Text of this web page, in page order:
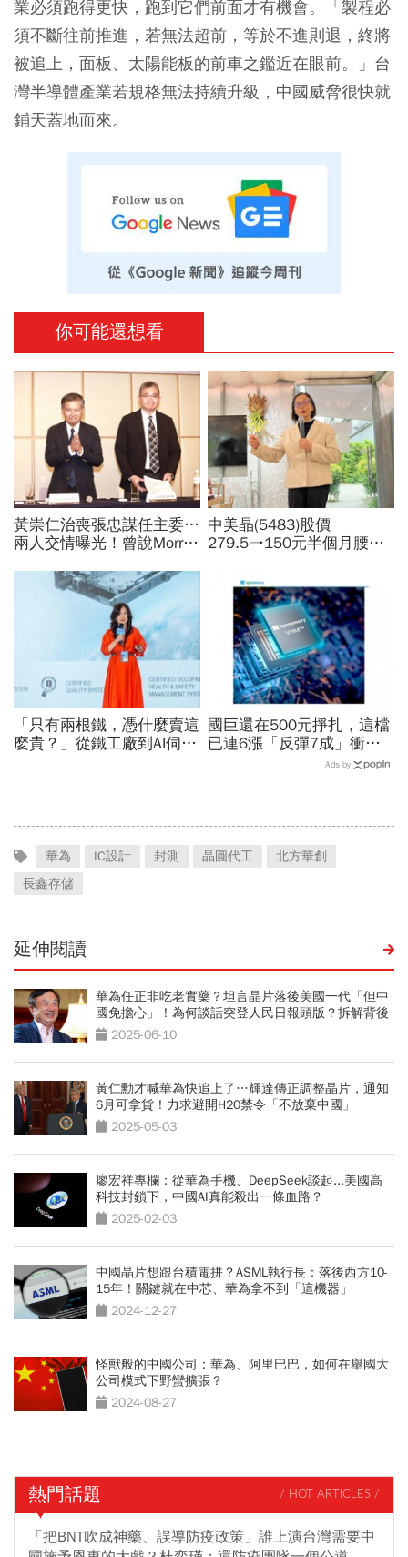
業必須跑得更快，跑到它們前面才有機會。「製程必
須不斷往前推進，若無法超前，等於不進則退，終將
被追上，面板、太陽能板的前車之鑑近在眼前。」台
灣半導體產業若規格無法持續升級，中國威脅很快就
鋪天蓋地而來。
你可能還想看
黃崇仁治喪張忠謀任主委…
兩人交情曝光！曾說Morris
我！遺屬發聲「明年定要配
中美晶(5483)股價
279.5→150元半個月腰
績、罕見抱屈自家股票：真
的被低估了
「只有兩根鐵，憑什麼賣這
麼貴？」從鐵工廠到AI伺服
國巨還在500元掙扎，這檔
已連6漲「反彈7成」衝千
金股，法人喊到1430元，
Ads by
華為 IC設計 封測 晶圓代工
北方華創
長鑫存儲
延伸閱讀
華為任正非吃老實藥？坦言晶片落後美國一代「但中
國免擔心」！為何談話突登人民日報頭版？拆解背後
目的2025-06-10
黃仁勳才喊華為快追上了…輝達傳正調整晶片，通知
6月可拿貨！力求避開H20禁令「不放棄中國」
2025-05-03
廖宏祥專欄：從華為手機、DeepSeek談起...美國高
科技封鎖下，中國AI真能殺出一條血路？
2025-02-03
中國晶片想跟台積電拼？ASML執行長：落後西方10-
15年！關鍵就在中芯、華為拿不到「這機器」
2024-12-27
怪獸般的中國公司：華為、阿里巴巴，如何在舉國大
公司模式下野蠻擴張？
2024-08-27
熱門話題 / HOT ARTICLES /
「把BNT吹成神藥、誤導防疫政策」誰上演台灣需要中